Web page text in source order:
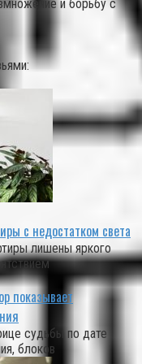
и борьбу с
с недостатком света
лишены яркого
показывает
судьбы по дате
блоков